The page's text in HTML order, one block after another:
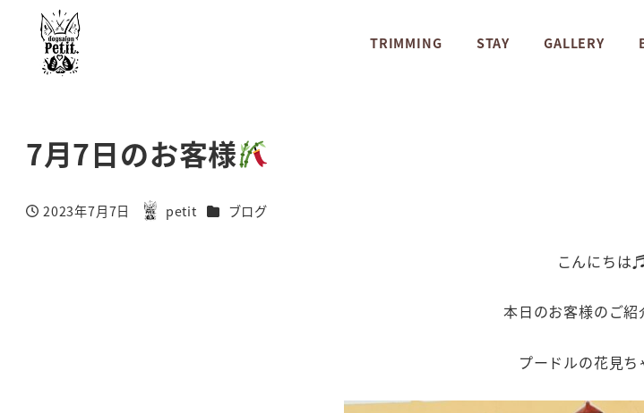
TRIMMING STAY GALLERY
7月7日のお客様
投稿日
2023年7月7日
著
petit カテゴリー
ブログ
こんにちは♬
本日のお客様のご紹
プードルの花見ち